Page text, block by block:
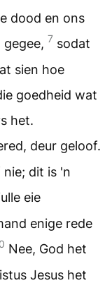
dood en ons
gegee, 7 sodat
sien hoe
goedheid wat
het.
deur geloof.
nie; dit is 'n
eie
enige rede
Nee, God het
Jesus het